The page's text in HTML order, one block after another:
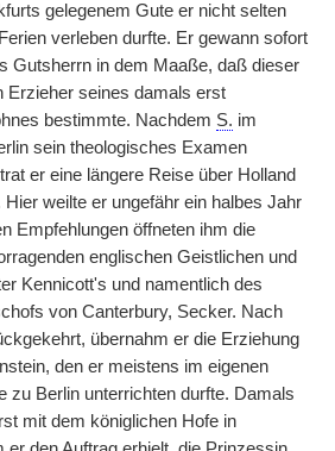
gelegenem Gute er nicht selten
verleben durfte. Er gewann sofort
Gutsherrn in dem Maaße, daß dieser
Erzieher seines damals erst
bestimmte. Nachdem S. im
sein theologisches Examen
er eine längere Reise über Holland
Hier weilte er ungefähr ein halbes Jahr
Empfehlungen öffneten ihm die
englischen Geistlichen und
Kennicott's und namentlich des
von Canterbury, Secker. Nach
übernahm er die Erziehung
den er meistens im eigenen
zu Berlin unterrichten durfte. Damals
mit dem königlichen Hofe in